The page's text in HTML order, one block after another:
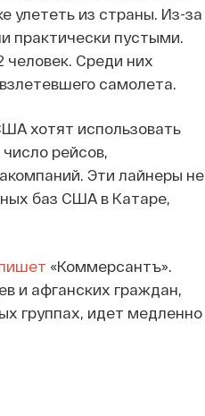
улететь из страны. Из-за
практически пустыми.
человек. Среди них
самолета.
хотят использовать
рейсов,
Эти лайнеры не
баз США в Катаре,
«Коммерсантъ».
и афганских граждан,
группах, идет медленно